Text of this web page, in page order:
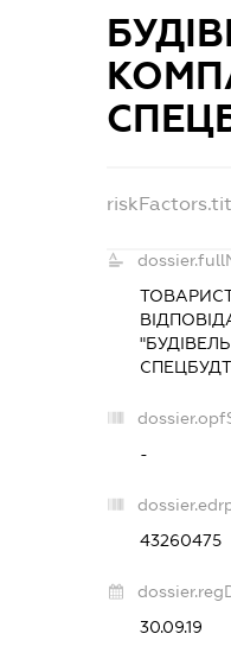
-
43260475
30.09.19